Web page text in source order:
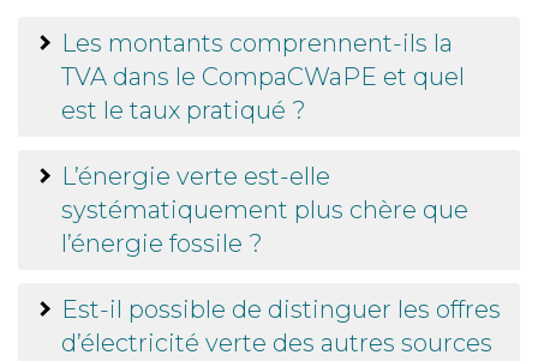
Les montants comprennent-ils la
TVA dans le CompaCWaPE et quel
est le taux pratiqué ?
L’énergie verte est-elle
systématiquement plus chère que
l’énergie fossile ?
Est-il possible de distinguer les offres
d’électricité verte des autres sources